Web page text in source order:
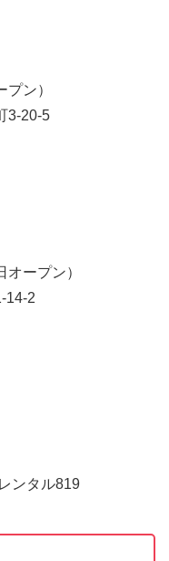
ン）
3-20-5
ープン）
14-2
ンタル819